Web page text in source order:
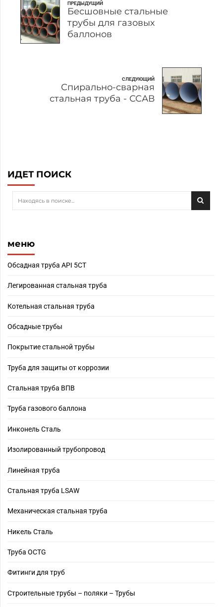
ПРЕДЫДУЩИЙ
Бесшовные стальные
трубы для газовых
баллонов
СЛЕДУЮЩИЙ
Спирально-сварная
стальная труба - ССАВ
ИДЕТ ПОИСК
меню
Обсадная труба API 5CT
Легированная стальная труба
Котельная стальная труба
Обсадные трубы
Покрытие стальной трубы
Труба для защиты от коррозии
Стальная труба ВПВ
Труба газового баллона
Инконель Сталь
Изолированный трубопровод
Линейная труба
Стальная труба LSAW
Механическая стальная труба
Никель Сталь
Труба OCTG
Фитинги для труб
Строительные трубы – поляки – Трубы